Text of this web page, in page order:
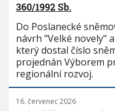
360/1992 Sb.
Do Poslanecké
návrh "Velké novely"
který dostal číslo
projednán Výborem
regionální rozvoj.
16. červenec 2026